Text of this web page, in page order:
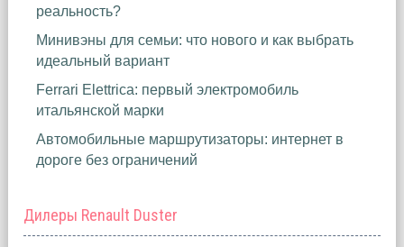
реальность?
Минивэны для семьи: что нового и как выбрать
идеальный вариант
Ferrari Elettrica: первый электромобиль
итальянской марки
Автомобильные маршрутизаторы: интернет в
дороге без ограничений
Дилеры Renault Duster